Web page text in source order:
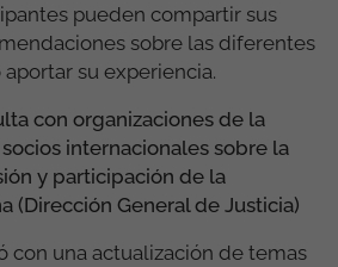
pueden compartir sus
sobre las diferentes
su experiencia.
con organizaciones de la
internacionales sobre la
y participación de la
(Dirección General de Justicia)
con una actualización de temas